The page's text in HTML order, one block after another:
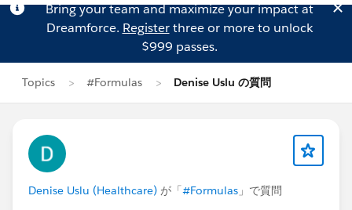
Bring your team and maximize your impact at
Dreamforce. Registerthree or more to unlock
$999 passes.
Topics #Formulas Denise Uslu の質問
Denise Uslu (Healthcare) が「#Formulas 」で質問